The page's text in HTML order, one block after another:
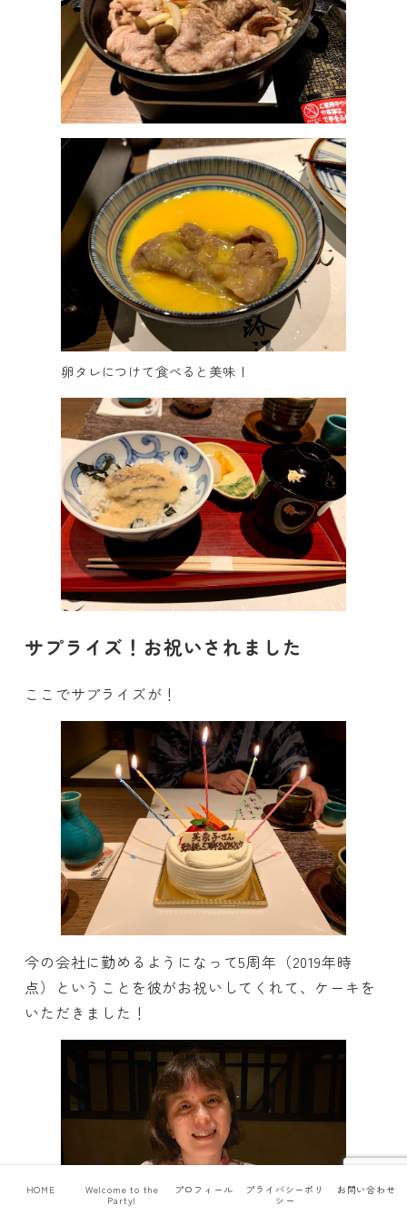
卵タレにつけて食べると美味！
サプライズ！お祝いされました
ここでサプライズが！
今の会社に勤めるようになって5周年（2019年時
点）ということを彼がお祝いしてくれて、ケーキを
いただきました！
HOME
Welcome to the
Party!
プロフィール
プライバシーポリ
シー
お問い合わせ